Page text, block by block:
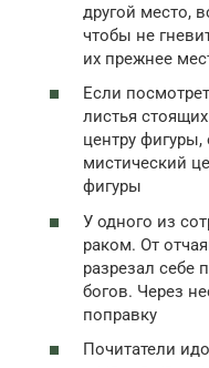
другой место,
чтобы не
их прежнее
Если
листья
центру
мистический
фигуры
У одного из
раком. От
разрезал себе
богов. Через
поправку
Почитатели